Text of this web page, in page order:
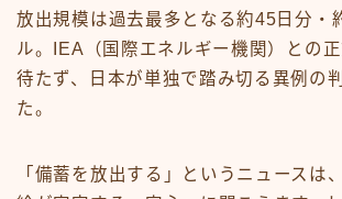
放出規模は過去最多となる約45日分・
ル。IEA（国際エネルギー機関）との
待たず、日本が単独で踏み切る異例の
た。
「備蓄を放出する」というニュースは